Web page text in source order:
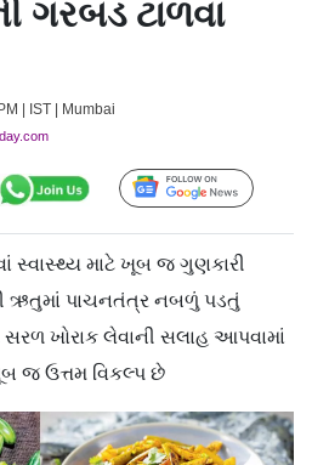
ગરબડ ટાળવા
| IST | Mumbai
Follow Us
સ્વાસ્થ્ય માટે ખૂબ જ ગુણકારી
ઋતુમાં પાચનતંત્ર નબળું પડતું
ખોરાક લેવાની સલાહ આપવામાં
જ ઉત્તમ વિકલ્પ છે